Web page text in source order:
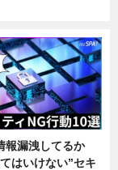
報漏洩してるか
はいけない”セキ